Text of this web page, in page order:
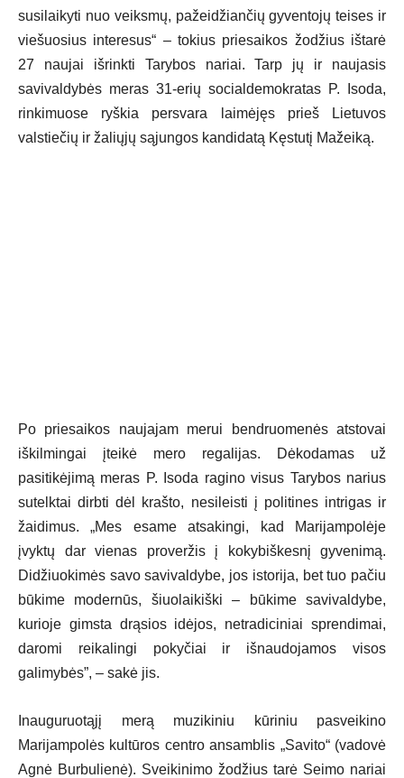
susilaikyti nuo veiksmų, pažeidžiančių gyventojų teises ir
viešuosius interesus“ – tokius priesaikos žodžius ištarė
27 naujai išrinkti Tarybos nariai. Tarp jų ir naujasis
savivaldybės meras 31-erių socialdemokratas P. Isoda,
rinkimuose ryškia persvara laimėjęs prieš Lietuvos
valstiečių ir žaliųjų sąjungos kandidatą Kęstutį Mažeiką.
Po priesaikos naujajam merui bendruomenės atstovai
iškilmingai įteikė mero regalijas. Dėkodamas už
pasitikėjimą meras P. Isoda ragino visus Tarybos narius
sutelktai dirbti dėl krašto, nesileisti į politines intrigas ir
žaidimus. „Mes esame atsakingi, kad Marijampolėje
įvyktų dar vienas proveržis į kokybiškesnį gyvenimą.
Didžiuokimės savo savivaldybe, jos istorija, bet tuo pačiu
būkime modernūs, šiuolaikiški – būkime savivaldybe,
kurioje gimsta drąsios idėjos, netradiciniai sprendimai,
daromi reikalingi pokyčiai ir išnaudojamos visos
galimybės”, – sakė jis.
Inauguruotąjį merą muzikiniu kūriniu pasveikino
Marijampolės kultūros centro ansamblis „Savito“ (vadovė
Agnė Burbulienė). Sveikinimo žodžius tarė Seimo nariai